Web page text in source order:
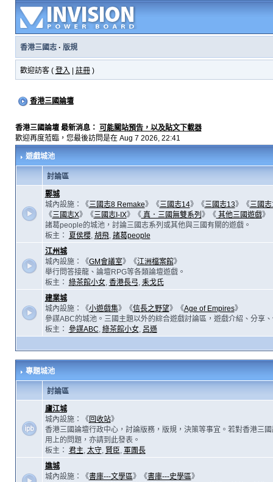
香港三國志· 版規
歡迎訪客 ( 登入 註冊)
香港三國論壇
香港三國論壇 最新消息： 可能關站預告，以及貼文下載器
歡迎再度蒞臨，您最後訪問是在 Aug 7 2026, 22:41
遊戲城池
討論區
鄴城
城內設施：《三國志8 Remake》《三國志14》《三國志13》《三國
《三國志X》《三國志I-IX》《真．三國無雙系列 》《其他三國遊戲》
諸葛people的城池，討論三國志系列或其他與三國有關的遊戲。
板主：
夏侯櫻, 胡飛, 諸葛people
江州城
城內設施：《GM會議室》《江洲檔案館》
舉行問答接龍、論壇RPG等各類論壇遊戲。
板主： 綠茶館小女, 香港長弓, 耒戈氏
建業城
城內設施：《小遊戲集》《信長之野望》《Age of Empires》
參謀ABC的城池。三國主題以外的綜合遊戲討論區，遊戲介紹、分享
板主： 參謀ABC, 綠茶館小女, 呂遜
專題城池
討論區
廬江城
城內設施：《回收站》
香港三國論壇行政中心，討論版務，版規，決策等事宜。若對香港三
用上的問題，亦請到此發表。
板主： 君主, 太守, 賢臣, 軍團長
譙城
城內設施：《書庫---文學區》《書庫---史學區》